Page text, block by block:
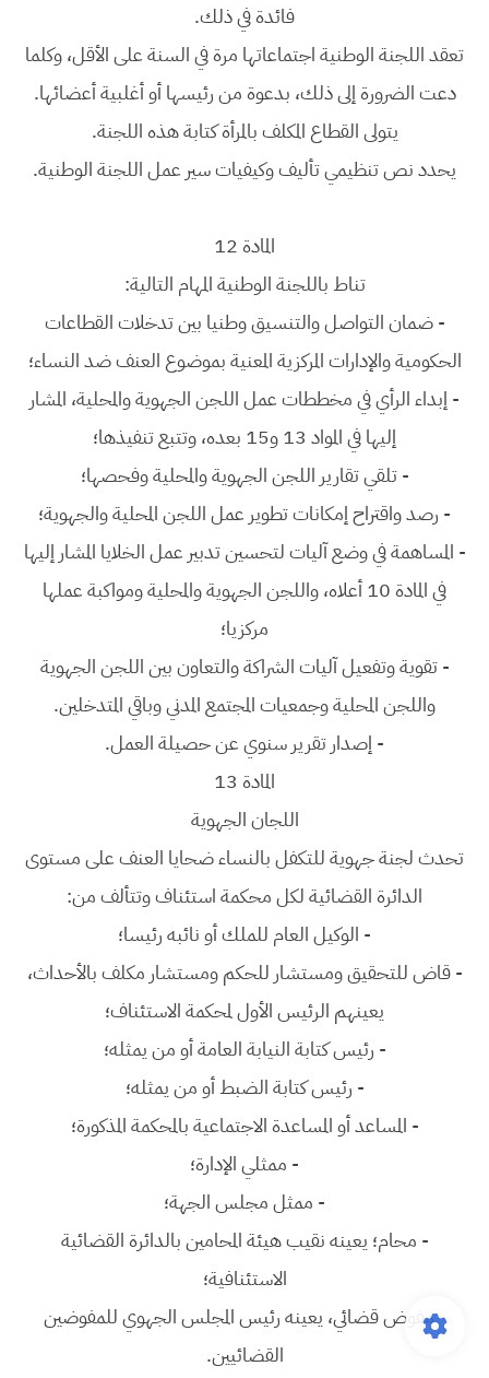
فائدة في ذلك.
تعقد اللجنة الوطنية اجتماعاتها مرة في السنة على الأقل، وكلما
دعت الضرورة إلى ذلك، بدعوة من رئيسها أو أغلبية أعضائها.
يتولى القطاع المكلف بالمرأة كتابة هذه اللجنة.
يحدد نص تنظيمي تأليف وكيفيات سير عمل اللجنة الوطنية.
المادة 12
تناط باللجنة الوطنية المهام التالية:
- ضمان التواصل والتنسيق وطنيا بين تدخلات القطاعات
الحكومية والإدارات المركزية المعنية بموضوع العنف ضد النساء؛
- إبداء الرأي في مخططات عمل اللجن الجهوية والمحلية، المشار
إليها في المواد 13 و15 بعده، وتتبع تنفيذها؛
- تلقي تقارير اللجن الجهوية والمحلية وفحصها؛
- رصد واقتراح إمكانات تطوير عمل اللجن المحلية والجهوية؛
- المساهمة في وضع آليات لتحسين تدبير عمل الخلايا المشار إليها
في المادة 10 أعلاه، واللجن الجهوية والمحلية ومواكبة عملها
مركزيا؛
- تقوية وتفعيل آليات الشراكة والتعاون بين اللجن الجهوية
واللجن المحلية وجمعيات المجتمع المدني وباقي المتدخلين.
- إصدار تقرير سنوي عن حصيلة العمل.
المادة 13
اللجان الجهوية
تحدث لجنة جهوية للتكفل بالنساء ضحايا العنف على مستوى
الدائرة القضائية لكل محكمة استئناف وتتألف من:
- الوكيل العام للملك أو نائبه رئيسا؛
- قاض للتحقيق ومستشار للحكم ومستشار مكلف بالأحداث،
يعينهم الرئيس الأول لمحكمة الاستئناف؛
- رئيس كتابة النيابة العامة أو من يمثله؛
- رئيس كتابة الضبط أو من يمثله؛
- المساعد أو المساعدة الاجتماعية بالمحكمة المذكورة؛
- ممثلي الإدارة؛
- ممثل مجلس الجهة؛
- محام؛ يعينه نقيب هيئة المحامين بالدائرة القضائية
الاستئنافية؛
-مفوض قضائي، يعينه رئيس المجلس الجهوي للمفوضين
القضائيين.